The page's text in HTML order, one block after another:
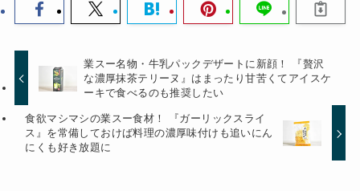
業スー名物・牛乳パックデザートに新顔！ 『贅沢
な濃厚抹茶テリーヌ』はまったり甘苦くてアイスケ
ーキで食べるのも推奨したい
食欲マシマシの業スー食材！ 『ガーリックスライ
ス』を常備しておけば料理の濃厚味付けも追いにん
にくも好き放題に